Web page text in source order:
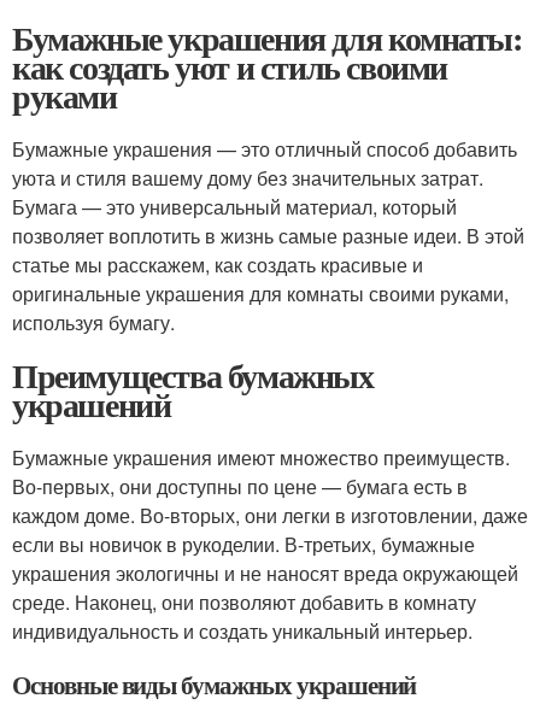
Бумажные украшения для комнаты:
как создать уют и стиль своими
руками
Бумажные украшения — это отличный способ добавить
уюта и стиля вашему дому без значительных затрат.
Бумага — это универсальный материал, который
позволяет воплотить в жизнь самые разные идеи. В этой
статье мы расскажем, как создать красивые и
оригинальные украшения для комнаты своими руками,
используя бумагу.
Преимущества бумажных
украшений
Бумажные украшения имеют множество преимуществ.
Во-первых, они доступны по цене — бумага есть в
каждом доме. Во-вторых, они легки в изготовлении, даже
если вы новичок в рукоделии. В-третьих, бумажные
украшения экологичны и не наносят вреда окружающей
среде. Наконец, они позволяют добавить в комнату
индивидуальность и создать уникальный интерьер.
Основные виды бумажных украшений